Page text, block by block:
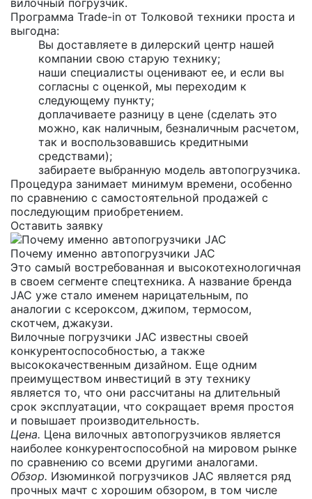
вилочный погрузчик.
Программа Trade-in от Толковой техники проста и
выгодна:
Вы доставляете в дилерский центр нашей
компании свою старую технику;
наши специалисты оценивают ее, и если вы
согласны с оценкой, мы переходим к
следующему пункту;
доплачиваете разницу в цене (сделать это
можно, как наличным, безналичным расчетом,
так и воспользовавшись кредитными
средствами);
забираете выбранную модель автопогрузчика.
Процедура занимает минимум времени, особенно
по сравнению с самостоятельной продажей с
последующим приобретением.
Оставить заявку
Почему именно автопогрузчики JAC
Это самый востребованная и высокотехнологичная
в своем сегменте спецтехника. А название бренда
JAC уже стало именем нарицательным, по
аналогии с ксероксом, джипом, термосом,
скотчем, джакузи.
Вилочные погрузчики JAC известны своей
конкурентоспособностью, а также
высококачественным дизайном. Еще одним
преимуществом инвестиций в эту технику
является то, что они рассчитаны на длительный
срок эксплуатации, что сокращает время простоя
и повышает производительность.
Цена. Цена вилочных автопогрузчиков является
наиболее конкурентоспособной на мировом рынке
по сравнению со всеми другими аналогами.
Обзор. Изюминкой погрузчиков JAC является ряд
прочных мачт с хорошим обзором, в том числе